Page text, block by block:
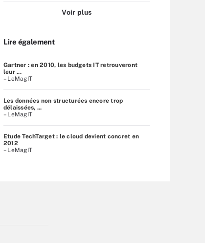
Voir plus
Lire également
Gartner : en 2010, les budgets IT retrouveront
leur ...
– LeMagIT
Les données non structurées encore trop
délaissées, ...
– LeMagIT
Etude TechTarget : le cloud devient concret en
2012
– LeMagIT